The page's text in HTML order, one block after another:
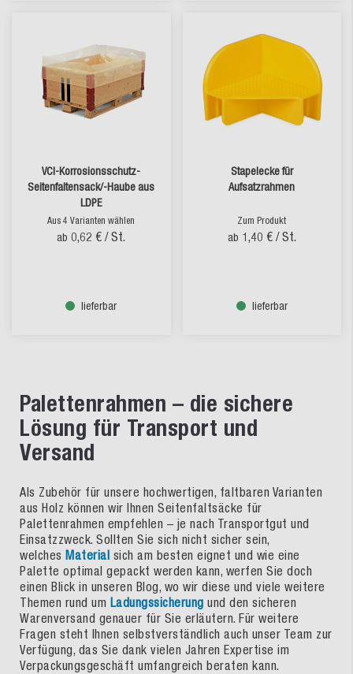
VCI-Korrosionsschutz-
Seitenfaltensack/-Haube aus
LDPE
Aus 4 Varianten wählen
ab 0,62 € / St.
lieferbar
Stapelecke für
Aufsatzrahmen
Zum Produkt
ab 1,40 € / St.
lieferbar
Palettenrahmen – die sichere
Lösung für Transport und
Versand
Als Zubehör für unsere hochwertigen, faltbaren Varianten
aus Holz können wir Ihnen Seitenfaltsäcke für
Palettenrahmen empfehlen – je nach Transportgut und
Einsatzzweck. Sollten Sie sich nicht sicher sein,
welches Material sich am besten eignet und wie eine
Palette optimal gepackt werden kann, werfen Sie doch
einen Blick in unseren Blog, wo wir diese und viele weitere
Themen rund um Ladungssicherung und den sicheren
Warenversand genauer für Sie erläutern. Für weitere
Fragen steht Ihnen selbstverständlich auch unser Team zur
Verfügung, das Sie dank vielen Jahren Expertise im
Verpackungsgeschäft umfangreich beraten kann.